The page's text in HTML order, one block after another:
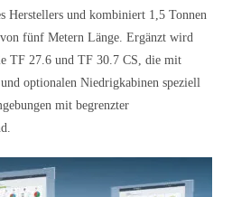
Herstellers und kombiniert 1,5 Tonnen
fünf Metern Länge. Ergänzt wird
TF 27.6 und TF 30.7 CS, die mit
optionalen Niedrigkabinen speziell
mit begrenzter